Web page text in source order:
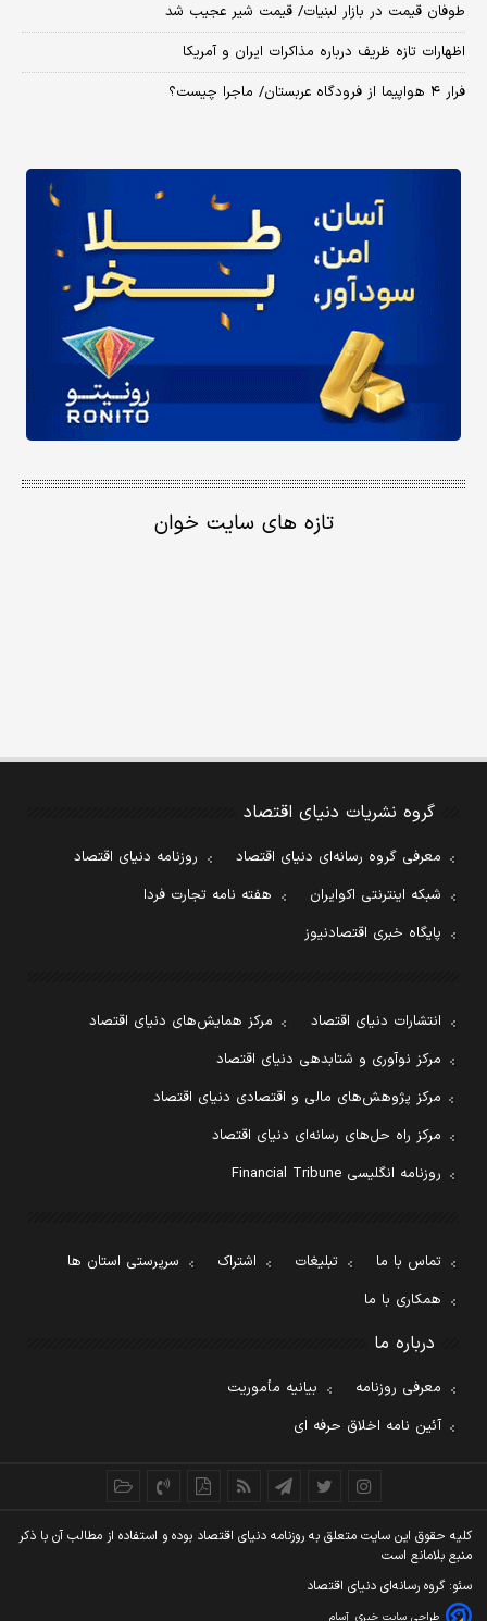
طوفان قیمت در بازار لبنیات/ قیمت شیر عجیب شد
اظهارات تازه ظریف درباره مذاکرات ایران و آمریکا
فرار ۴ هواپیما از فرودگاه عربستان/ ماجرا چیست؟
تازه های سایت خوان
گروه نشریات دنیای اقتصاد
معرفی گروه رسانه‌ای دنیای اقتصاد
روزنامه دنیای اقتصاد
شبکه اینترنتی اکوایران
هفته نامه تجارت فردا
پایگاه خبری اقتصادنیوز
انتشارات دنیای اقتصاد
مرکز همایش‌های دنیای اقتصاد
مرکز نوآوری و شتابدهی دنیای اقتصاد
مرکز پژوهش‌های مالی و اقتصادی دنیای اقتصاد
مرکز راه حل‌های رسانه‌ای دنیای اقتصاد
روزنامه انگلیسی Financial Tribune
تماس با ما تبلیغات اشتراک
سرپرستی استان ها
همکاری با ما
درباره ما
معرفی روزنامه
بیانیه مأموریت
آئین نامه اخلاق حرفه ای
کليه حقوق اين سايت متعلق به روزنامه دنيای اقتصاد بوده و استفاده از مطالب آن با ذکر
منبع بلامانع است
سئو: گروه رسانه‌ای دنیای اقتصاد
طراحی سایت خبری آسام